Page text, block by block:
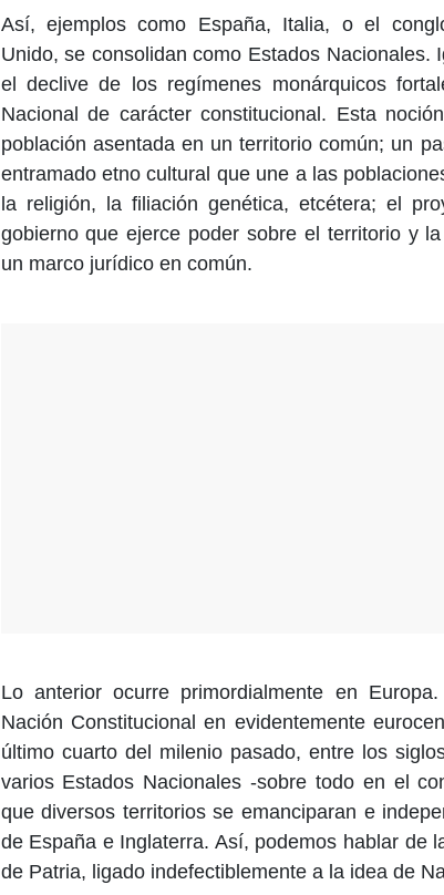
Así, ejemplos como España, Italia, o el
Unido, se consolidan como Estados Nacionales.
el declive de los regímenes monárquicos
Nacional de carácter constitucional. Esta
población asentada en un territorio común; un
entramado etno cultural que une a las
la religión, la filiación genética, etcétera; el
gobierno que ejerce poder sobre el territorio y
un marco jurídico en común.
Lo anterior ocurre primordialmente en
Nación Constitucional en evidentemente
último cuarto del milenio pasado, entre los
varios Estados Nacionales -sobre todo en el
que diversos territorios se emanciparan e
de España e Inglaterra. Así, podemos hablar de
de Patria, ligado indefectiblemente a la idea de